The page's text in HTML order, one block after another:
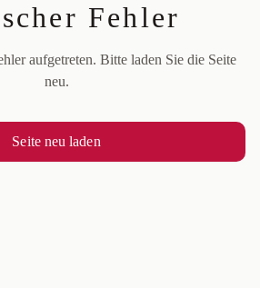
Fehler
aufgetreten. Bitte laden Sie die Seite
neu.
Seite neu laden